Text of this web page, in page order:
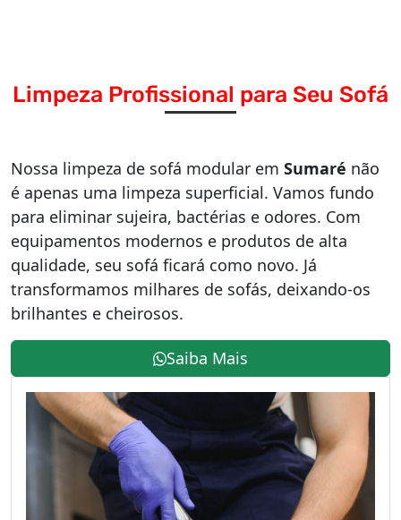
Limpeza Profissional para Seu Sofá
Nossa limpeza de sofá modular em Sumaré não
é apenas uma limpeza superficial. Vamos fundo
para eliminar sujeira, bactérias e odores. Com
equipamentos modernos e produtos de alta
qualidade, seu sofá ficará como novo. Já
transformamos milhares de sofás, deixando-os
brilhantes e cheirosos.
Saiba Mais